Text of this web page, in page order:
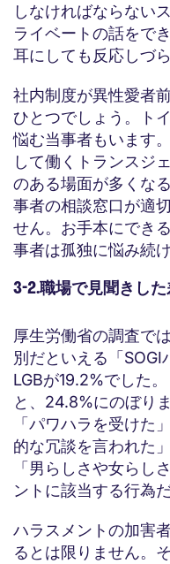
しなければならない
ライベートの話をで
耳にしても反応しづ
社内制度が異性愛者
ひとつでしょう。ト
悩む当事者もいます
して働くトランスジ
のある場面が多くな
事者の相談窓口が適
せん。お手本にでき
事者は孤独に悩み続
3-2.職場で見聞きし
厚生労働省の調査で
別だといえる「SOGI
LGBが19.2%でした
と、24.8%にのぼり
「パワハラを受けた
的な冗談を言われた
「男らしさや女らし
ントに該当する行為
ハラスメントの加害
るとは限りません。